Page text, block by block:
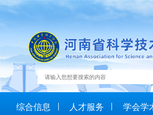
综合信息 人才服务 学会学